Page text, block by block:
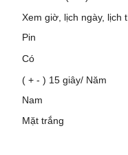
Xem giờ, lịch ngày, lịch
Pin
Có
( + - ) 15 giây/ Năm
Nam
Mặt trắng